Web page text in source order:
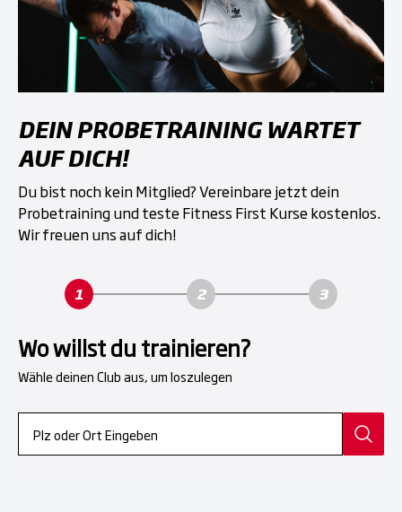
DEIN PROBETRAINING WARTET
AUF DICH!
Du bist noch kein Mitglied? Vereinbare jetzt dein
Probetraining und teste Fitness First Kurse kostenlos.
Wir freuen uns auf dich!
Wo willst du trainieren?
Wähle deinen Club aus, um loszulegen